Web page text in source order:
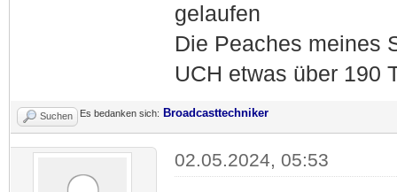
gelaufen
Die Peaches meines
UCH etwas über 190
Suchen Es bedanken sich: Broadcasttechniker
02.05.2024, 05:53